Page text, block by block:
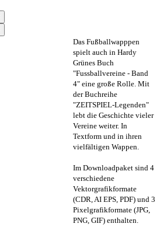
Das Fußballwapppen
spielt auch in Hardy
Grünes Buch
"Fussballvereine - Band
4" eine große Rolle. Mit
der Buchreihe
"ZEITSPIEL-Legenden"
lebt die Geschichte vieler
Vereine weiter. In
Textform und in ihren
vielfältigen Wappen.
Im Downloadpaket sind 4
verschiedene
Vektorgrafikformate
(CDR, AI EPS, PDF) und 3
Pixelgrafikformate (JPG,
PNG, GIF) enthalten.